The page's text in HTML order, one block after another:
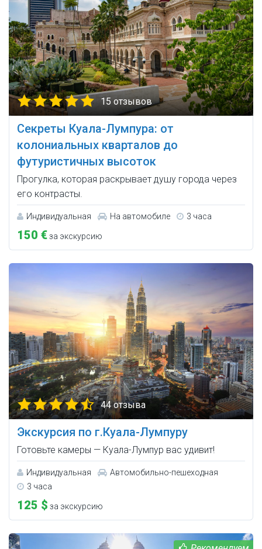
15 отзывов
Секреты Куала-Лумпура: от
колониальных кварталов до
футуристичных высоток
Прогулка, которая раскрывает душу города через
его контрасты.
Индивидуальная На автомобиле 3 часа
150 €за экскурсию
44 отзыва
Экскурсия по г.Куала-Лумпуру
Готовьте камеры — Куала-Лумпур вас удивит!
Индивидуальная
Автомобильно-пешеходная
3 часа
125 $ за экскурсию